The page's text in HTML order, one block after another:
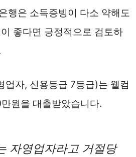
행은 소득증빙이 다소 약해도
좋다면 긍정적으로 검토하
업자, 신용등급 7등급)는 웰컴
원을 대출받았습니다.
자영업자라고 거절당